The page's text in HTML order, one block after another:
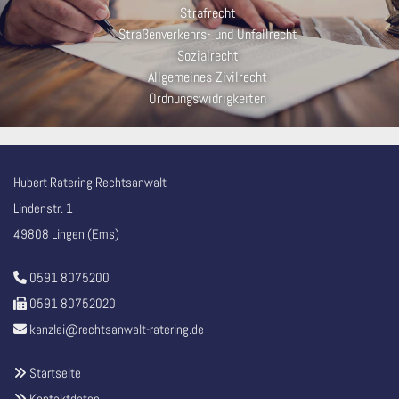
Strafrecht
Straßenverkehrs- und Unfallrecht
Sozialrecht
Allgemeines Zivilrecht
Ordnungswidrigkeiten
Hubert Ratering Rechtsanwalt
Lindenstr. 1
49808 Lingen (Ems)
 0591 8075200
 0591 80752020
 kanzlei@rechtsanwalt-ratering.de
 Startseite